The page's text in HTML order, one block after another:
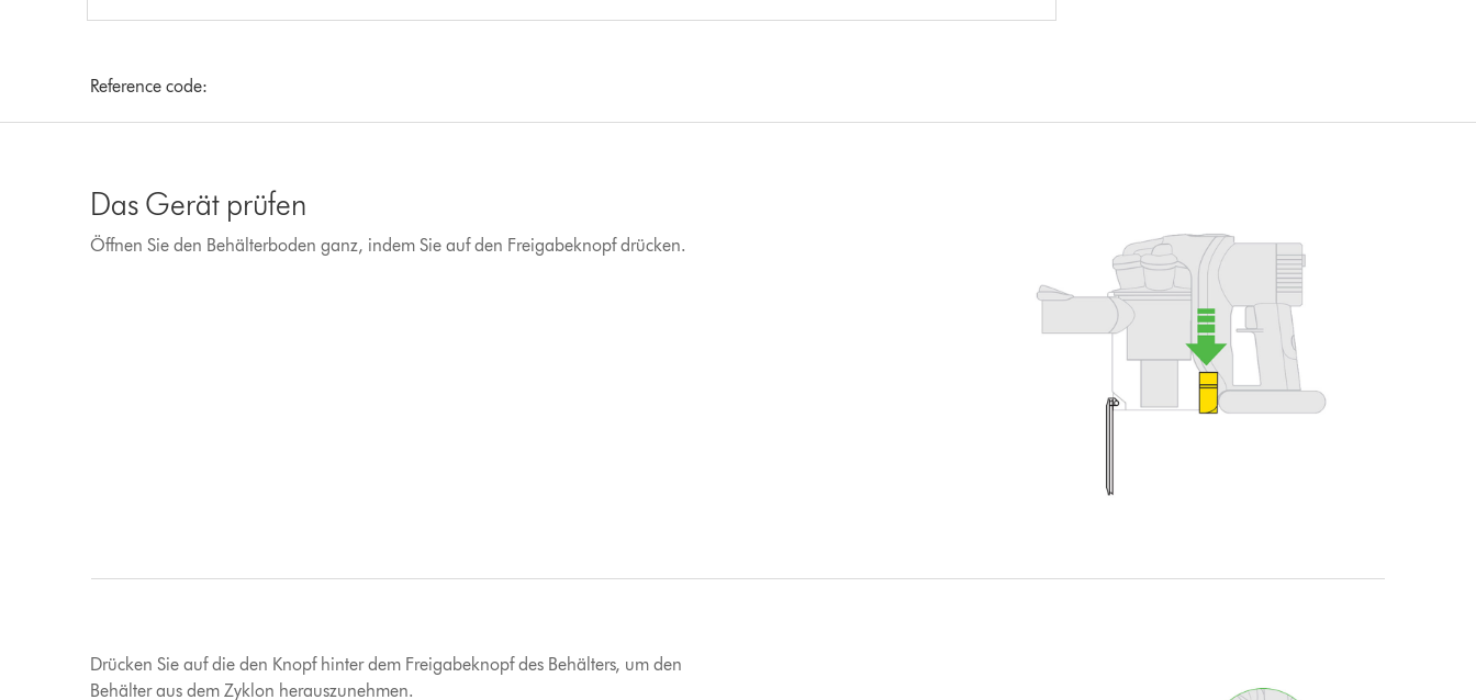
Reference code:
Das Gerät prüfen
Öffnen Sie den Behälterboden ganz, indem Sie auf den Freigabeknopf drücken.
Drücken Sie auf die den Knopf hinter dem Freigabeknopf des Behälters, um den
Behälter aus dem Zyklon herauszunehmen.